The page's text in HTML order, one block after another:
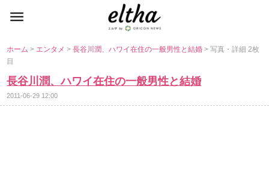
ホーム> エンタメ>長谷川潤、ハワイ在住の一般男性と結婚> 写真・詳細 2枚
目
長谷川潤、ハワイ在住の一般男性と結婚
2011-06-29 12:00